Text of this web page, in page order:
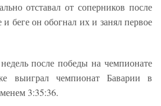
отставал от соперников после
беге он обогнал их и занял первое
после победы на чемпионате
выиграл чемпионат Баварии в
3:35:36.